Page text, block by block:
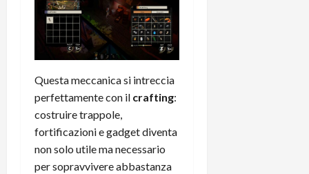
Questa meccanica si intreccia
perfettamente con il crafting:
costruire trappole,
fortificazioni e gadget diventa
non solo utile ma necessario
per sopravvivere abbastanza